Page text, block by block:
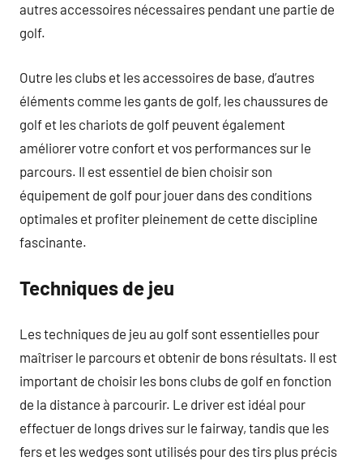
autres accessoires nécessaires pendant une partie de
golf.
Outre les clubs et les accessoires de base, d’autres
éléments comme les gants de golf, les chaussures de
golf et les chariots de golf peuvent également
améliorer votre confort et vos performances sur le
parcours. Il est essentiel de bien choisir son
équipement de golf pour jouer dans des conditions
optimales et profiter pleinement de cette discipline
fascinante.
Techniques de jeu
Les techniques de jeu au golf sont essentielles pour
maîtriser le parcours et obtenir de bons résultats. Il est
important de choisir les bons clubs de golf en fonction
de la distance à parcourir. Le driver est idéal pour
effectuer de longs drives sur le fairway, tandis que les
fers et les wedges sont utilisés pour des tirs plus précis